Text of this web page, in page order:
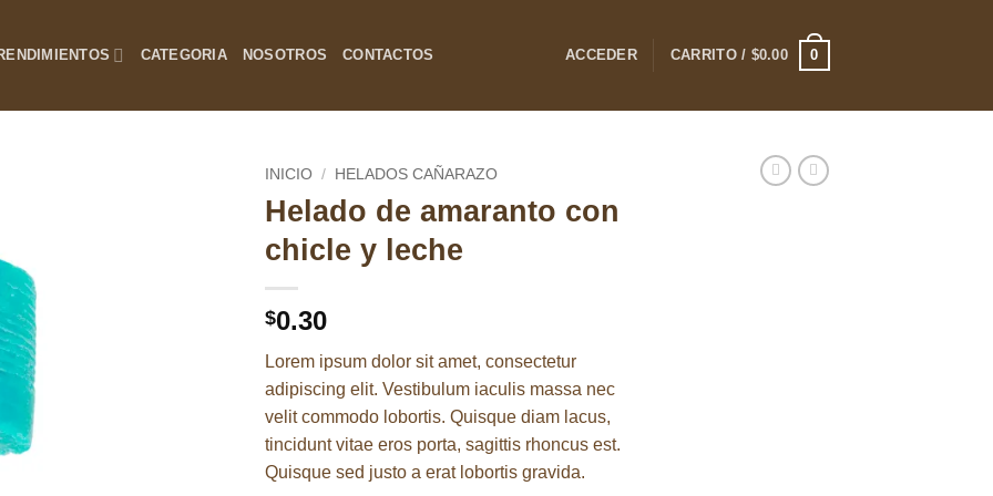
CATEGORIA NOSOTROS CONTACTOS ACCEDER CARRITO / $0.00 0
INICIO / HELADOS CAÑARAZO
Helado de amaranto con
chicle y leche
$0.30
Lorem ipsum dolor sit amet, consectetur
adipiscing elit. Vestibulum iaculis massa nec
velit commodo lobortis. Quisque diam lacus,
tincidunt vitae eros porta, sagittis rhoncus est.
Quisque sed justo a erat lobortis gravida.